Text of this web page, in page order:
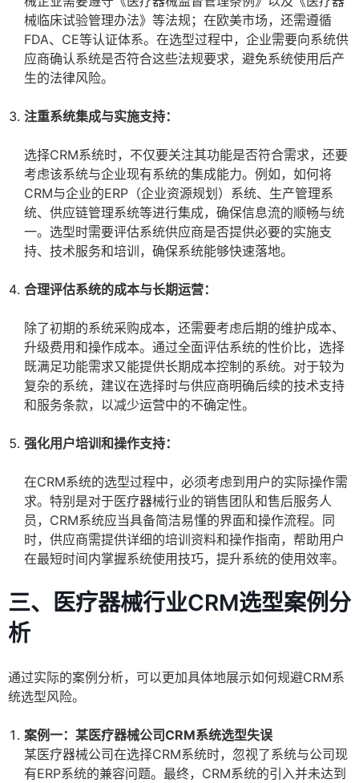
械临床试验管理办法》等法规；在欧美市场，还需遵循
FDA、CE等认证体系。在选型过程中，企业需要向系统供
应商确认系统是否符合这些法规要求，避免系统使用后产
生的法律风险。
注重系统集成与实施支持：
选择CRM系统时，不仅要关注其功能是否符合需求，还要
考虑该系统与企业现有系统的集成能力。例如，如何将
CRM与企业的ERP（企业资源规划）系统、生产管理系
统、供应链管理系统等进行集成，确保信息流的顺畅与统
一。选型时需要评估系统供应商是否提供必要的实施支
持、技术服务和培训，确保系统能够快速落地。
合理评估系统的成本与长期运营：
除了初期的系统采购成本，还需要考虑后期的维护成本、
升级费用和操作成本。通过全面评估系统的性价比，选择
既满足功能需求又能提供长期成本控制的系统。对于较为
复杂的系统，建议在选择时与供应商明确后续的技术支持
和服务条款，以减少运营中的不确定性。
强化用户培训和操作支持：
在CRM系统的选型过程中，必须考虑到用户的实际操作需
求。特别是对于医疗器械行业的销售团队和售后服务人
员，CRM系统应当具备简洁易懂的界面和操作流程。同
时，供应商需提供详细的培训资料和操作指南，帮助用户
在最短时间内掌握系统使用技巧，提升系统的使用效率。
三、医疗器械行业CRM选型案例分
析
通过实际的案例分析，可以更加具体地展示如何规避CRM系
统选型风险。
案例一：某医疗器械公司CRM系统选型失误
某医疗器械公司在选择CRM系统时，忽视了系统与公司现
有ERP系统的兼容问题。最终，CRM系统的引入并未达到